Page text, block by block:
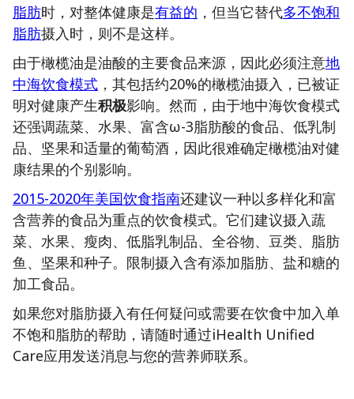
脂肪时，对整体健康是有益的 ，但当它替代多不饱和
脂肪摄入时，则不是这样。
由于橄榄油是油酸的主要食品来源，因此必须注意地
中海饮食模式 ，其包括约20%的橄榄油摄入，已被证
明对健康产生积极影响。然而，由于地中海饮食模式
还强调蔬菜、水果、富含ω-3脂肪酸的食品、低乳制
品、坚果和适量的葡萄酒，因此很难确定橄榄油对健
康结果的个别影响。
2015-2020年美国饮食指南还建议一种以多样化和富
含营养的食品为重点的饮食模式。它们建议摄入蔬
菜、水果、瘦肉、低脂乳制品、全谷物、豆类、脂肪
鱼、坚果和种子。限制摄入含有添加脂肪、盐和糖的
加工食品。
如果您对脂肪摄入有任何疑问或需要在饮食中加入单
不饱和脂肪的帮助，请随时通过iHealth Unified
Care应用发送消息与您的营养师联系。